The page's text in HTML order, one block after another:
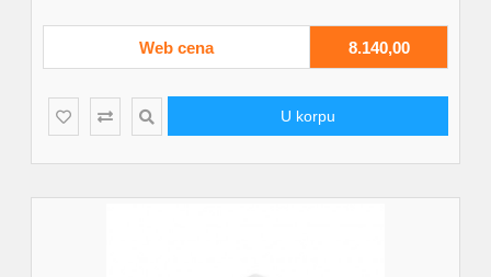
Web cena 8.140,00
U korpu